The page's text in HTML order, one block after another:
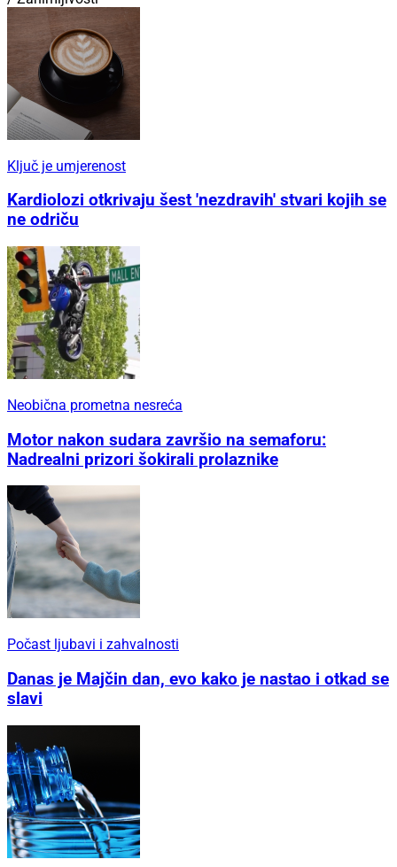
Ključ je umjerenost
Kardiolozi otkrivaju šest 'nezdravih' stvari kojih se
ne odriču
Neobična prometna nesreća
Motor nakon sudara završio na semaforu:
Nadrealni prizori šokirali prolaznike
Počast ljubavi i zahvalnosti
Danas je Majčin dan, evo kako je nastao i otkad se
slavi